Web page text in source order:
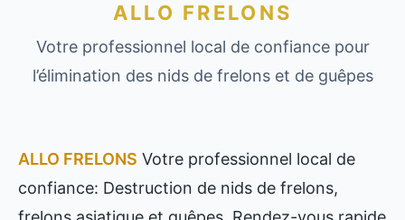
ALLO FRELONS
Votre professionnel local de confiance pour
l’élimination des nids de frelons et de guêpes
ALLO FRELONS Votre professionnel local de
confiance: Destruction de nids de frelons,